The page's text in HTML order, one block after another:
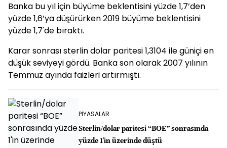
Banka bu yıl için büyüme beklentisini yüzde 1,7’den
yüzde 1,6’ya düşürürken 2019 büyüme beklentisini
yüzde 1,7'de bıraktı.
Karar sonrası sterlin dolar paritesi 1,3104 ile güniçi en
düşük seviyeyi gördü. Banka son olarak 2007 yılının
Temmuz ayında faizleri artırmıştı.
PİYASALAR
Sterlin/dolar paritesi “BOE” sonrasında
yüzde 1'in üzerinde düştü